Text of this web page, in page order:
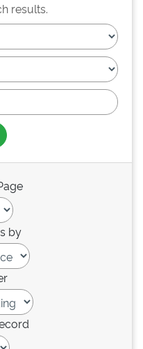
results.
by